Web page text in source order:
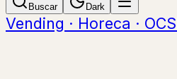
Buscar Dark
Vending · Horeca · OCS